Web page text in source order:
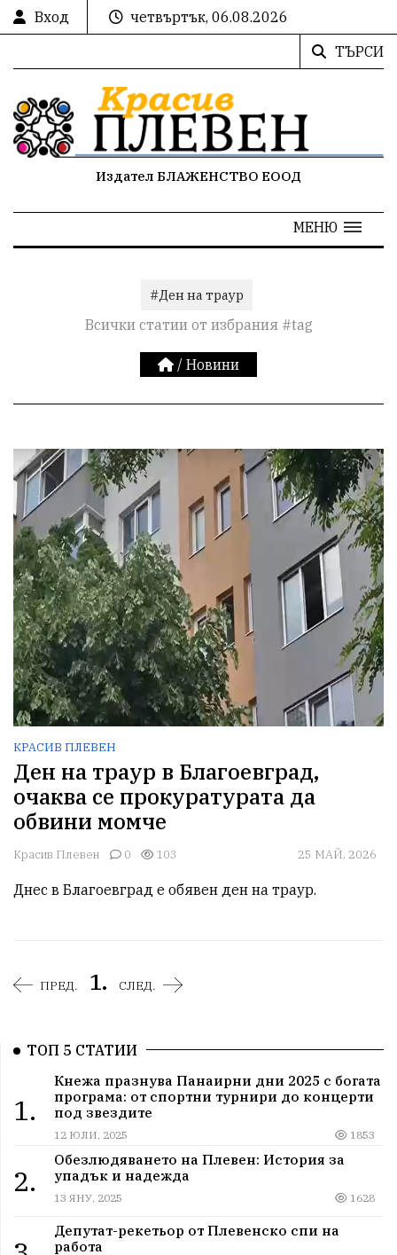
Вход
четвъртък, 06.08.2026
ТЪРСИ
Издател БЛАЖЕНСТВО ЕООД
МЕНЮ
#Ден на траур
Всички статии от избрания #tag
/ Новини
КРАСИВ ПЛЕВЕН
Ден на траур в Благоевград,
очаква се прокуратурата да
обвини момче
Красив Плевен 0 103 25 МАЙ, 2026
Днес в Благоевград е обявен ден на траур.
ПРЕД. 1. СЛЕД.
ТОП 5 СТАТИИ
1.
Кнежа празнува Панаирни дни 2025 с богата
програма: от спортни турнири до концерти
под звездите
12 ЮЛИ, 2025 1853
2.
Обезлюдяването на Плевен: История за
упадък и надежда
13 ЯНУ, 2025 1628
Депутат-рекетьор от Плевенско спи на
работа